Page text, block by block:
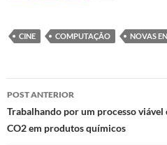
to
d
o
n
e
b
o
o
k
at
s
A
p
nt
CINE COMPUTAÇÃO NOVAS
Navegação
de
posts
POST ANTERIOR
Trabalhando por um processo viável
CO2 em produtos químicos